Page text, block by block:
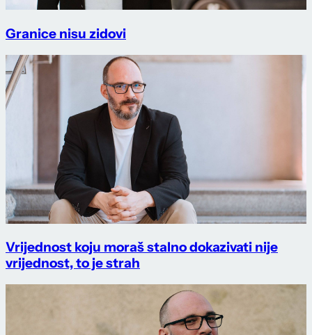
Granice nisu zidovi
Vrijednost koju moraš stalno dokazivati nije
vrijednost, to je strah